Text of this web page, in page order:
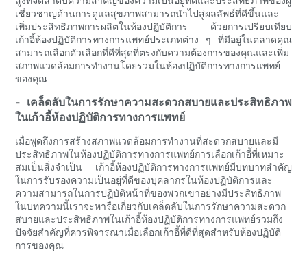
เชี่ยวชาญด้านการดูแลสุขภาพสามารถนำไปสู่ผลลัพธ์ที่ดีขึ้นและ
เพิ่มประสิทธิภาพการผลิตในห้องปฏิบัติการ ด้วยการเปรียบเทียบ
เก้าอี้ห้องปฏิบัติการทางการแพทย์ประเภทต่าง ๆ ที่มีอยู่ในตลาดคุณ
สามารถเลือกตัวเลือกที่ดีที่สุดที่ตรงกับความต้องการของคุณและเพิ่ม
สภาพแวดล้อมการทำงานโดยรวมในห้องปฏิบัติการทางการแพทย์
ของคุณ
- เคล็ดลับในการรักษาความสะดวกสบายและประสิทธิภาพ
ในเก้าอี้ห้องปฏิบัติการทางการแพทย์
เมื่อพูดถึงการสร้างสภาพแวดล้อมการทำงานที่สะดวกสบายและมี
ประสิทธิภาพในห้องปฏิบัติการทางการแพทย์การเลือกเก้าอี้ที่เหมาะ
สมเป็นสิ่งจำเป็น เก้าอี้ห้องปฏิบัติการทางการแพทย์มีบทบาทสำคัญ
ในการรับรองความเป็นอยู่ที่ดีของบุคลากรในห้องปฏิบัติการและ
ความสามารถในการปฏิบัติหน้าที่ของพวกเขาอย่างมีประสิทธิภาพ
ในบทความนี้เราจะหารือเกี่ยวกับเคล็ดลับในการรักษาความสะดวก
สบายและประสิทธิภาพในเก้าอี้ห้องปฏิบัติการทางการแพทย์รวมถึง
ปัจจัยสำคัญที่ควรพิจารณาเมื่อเลือกเก้าอี้ที่ดีที่สุดสำหรับห้องปฏิบัติ
การของคุณ